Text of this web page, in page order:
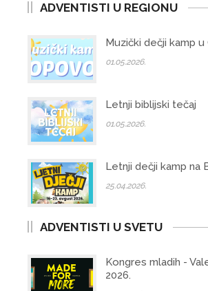
ADVENTISTI U REGIONU
Muzički dečji kamp u
01.05.2026.
Letnji biblijski tečaj
01.05.2026.
Letnji dečji kamp na
25.04.2026.
ADVENTISTI U SVETU
Kongres mladih -
2026.